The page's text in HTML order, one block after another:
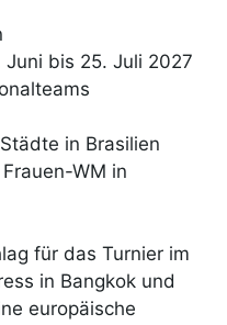
bis 25. Juli 2027
in Brasilien
WM in
für das Turnier im
in Bangkok und
europäische